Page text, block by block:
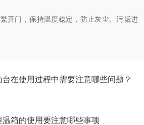
门，保持温度稳定，防止灰尘、污垢进
台在使用过程中需要注意哪些问题？
温箱的使用要注意哪些事项